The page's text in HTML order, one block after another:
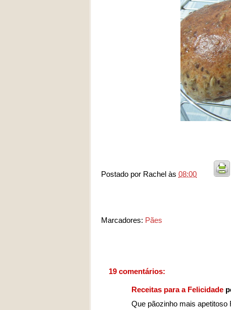
Postado por Rachel às 08:00
Marcadores: Pães
19 comentários:
Receitas para a Felicidade
Que pãozinho mais